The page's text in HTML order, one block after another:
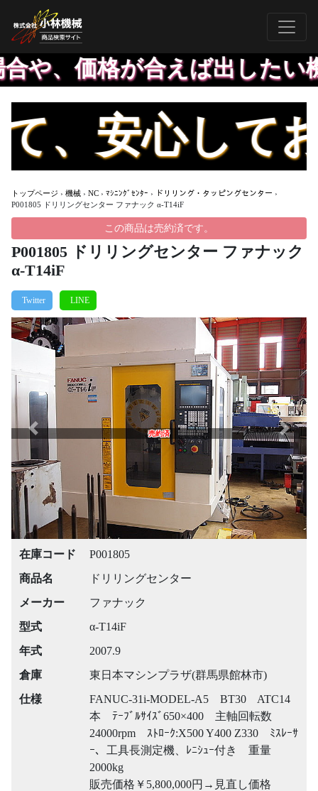
が合えば出したい機械
心してお
トップページ › 機械 › NC › ﾏｼﾆﾝｸﾞｾﾝﾀｰ › ドリリング・タッピングセンター ›
P001805 ドリリングセンター ファナック α-T14iF
この商品は売約済です。
P001805 ドリリングセンター ファナック
α-T14iF
売約済
Previous Next
在庫コード
P001805
商品名
ドリリングセンター
メーカー
ファナック
型式
α-T14iF
年式
2007.9
倉庫
東日本マシンプラザ(群馬県館林市)
仕様
FANUC-31i-MODEL-A5 BT30 ATC14
本 ﾃｰﾌﾞﾙｻｲｽﾞ650×400 主軸回転数
24000rpm ｽﾄﾛｰｸ:X500 Y400 Z330 ﾐｽﾚｰｻ
ｰ、工具長測定機、ﾚﾆｼｭｰ付き 重量
2000kg
販売価格￥5,800,000円→見直し価格